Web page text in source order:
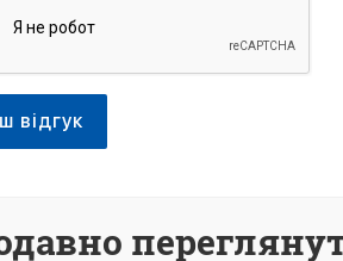
відгук